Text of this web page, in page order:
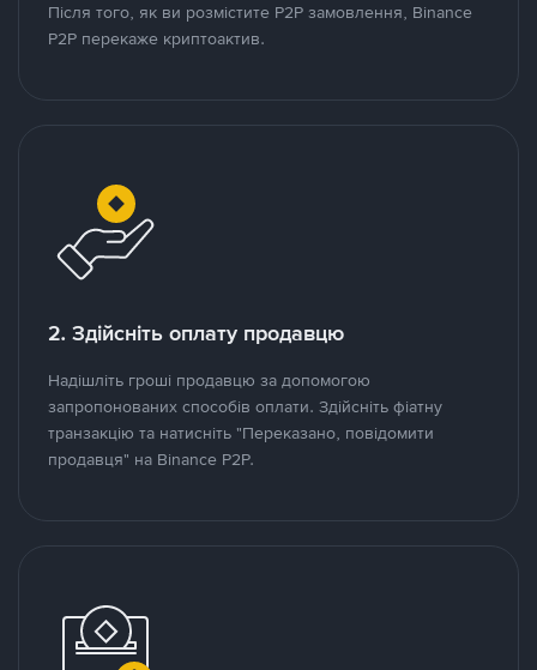
Після того, як ви розмістите P2P замовлення, Binance
P2P перекаже криптоактив.
2. Здійсніть оплату продавцю
Надішліть гроші продавцю за допомогою
запропонованих способів оплати. Здійсніть фіатну
транзакцію та натисніть "Переказано, повідомити
продавця" на Binance P2P.